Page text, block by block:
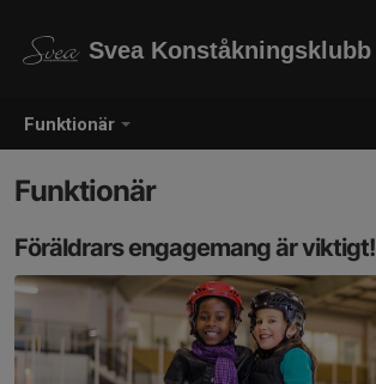
Funktionär
Svea Konståkningsklubb
Funktionär
Föräldrars engagemang är viktigt!